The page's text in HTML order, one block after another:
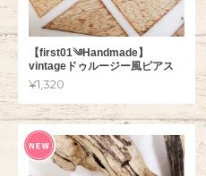
【first01༄Handmade】
vintageドゥルージー風ピアス
¥1,320